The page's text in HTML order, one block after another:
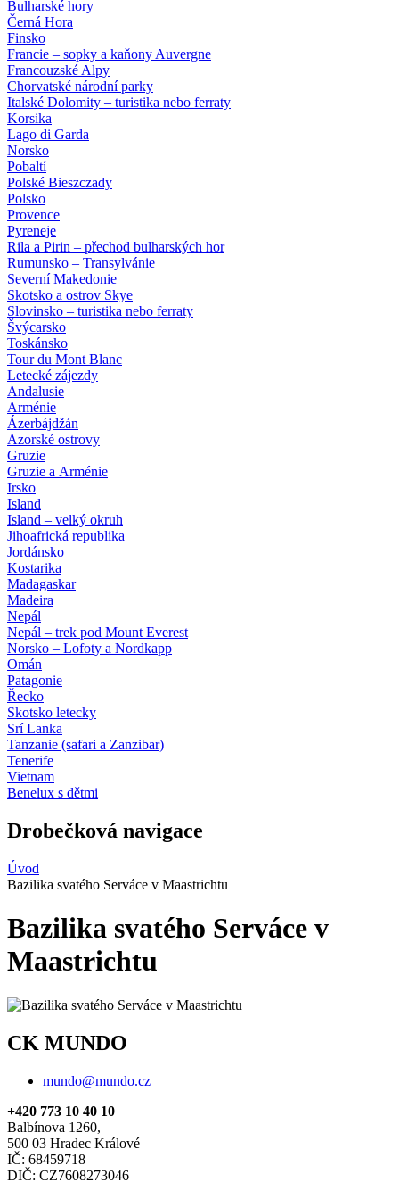
Bulharské hory
Černá Hora
Finsko
Francie – sopky a kaňony Auvergne
Francouzské Alpy
Chorvatské národní parky
Italské Dolomity – turistika nebo ferraty
Korsika
Lago di Garda
Norsko
Pobaltí
Polské Bieszczady
Polsko
Provence
Pyreneje
Rila a Pirin – přechod bulharských hor
Rumunsko – Transylvánie
Severní Makedonie
Skotsko a ostrov Skye
Slovinsko – turistika nebo ferraty
Švýcarsko
Toskánsko
Tour du Mont Blanc
Letecké zájezdy
Andalusie
Arménie
Ázerbájdžán
Azorské ostrovy
Gruzie
Gruzie a Arménie
Irsko
Island
Island – velký okruh
Jihoafrická republika
Jordánsko
Kostarika
Madagaskar
Madeira
Nepál
Nepál – trek pod Mount Everest
Norsko – Lofoty a Nordkapp
Omán
Patagonie
Řecko
Skotsko letecky
Srí Lanka
Tanzanie (safari a Zanzibar)
Tenerife
Vietnam
Benelux s dětmi
Drobečková navigace
Úvod
Bazilika svatého Serváce v Maastrichtu
Bazilika svatého Serváce v
Maastrichtu
CK MUNDO
mundo@mundo.cz
+420 773 10 40 10
Balbínova 1260,
500 03 Hradec Králové
IČ: 68459718
DIČ: CZ7608273046